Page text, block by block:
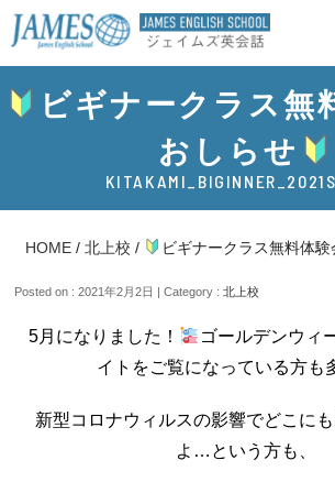
ビギナークラス無
おしらせ
HOME /北上校 / ビギナークラス無料体
Posted on : 2021年2月2日 | Category :北上校
5月になりました！
ゴールデンウィ
イトをご覧になっている方も
新型コロナウィルスの影響でどこに
よ…という方も、